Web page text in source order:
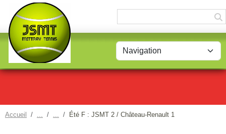
Accueil Été F : JSMT 2 / Château-Renault 1
Panneau de gestion des cookies